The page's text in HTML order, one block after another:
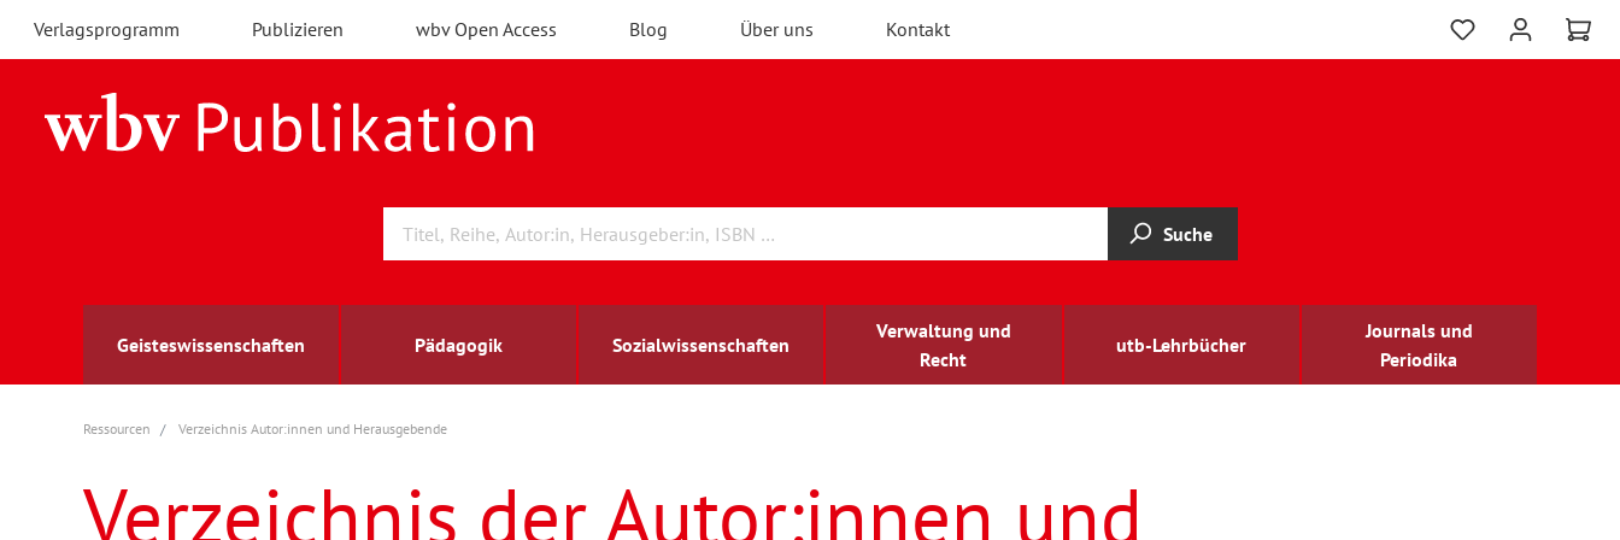
Verlagsprogramm Publizieren wbv Open Access Blog Über uns Kontakt
Suche
Geisteswissenschaften Pädagogik Sozialwissenschaften
Verwaltung und
Recht
utb-Lehrbücher
Journals und
Periodika
Archäologie
Berufs- und Wirtschaftspädagogik
Arbeitsmarktforschung
Außenwirtschaft
berufsbildung
Ressourcen Verzeichnis Autor:innen und Herausgebende
Verzeichnis der Autor:innen und